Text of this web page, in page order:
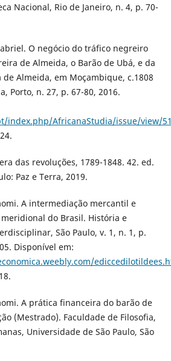
Nacional, Rio de Janeiro, n. 4, p. 70-
O negócio do tráfico negreiro
de Almeida, o Barão de Ubá, e da
Almeida, em Moçambique, c.1808
Porto, n. 27, p. 67-80, 2016.
index.php/AfricanaStudia/issue/view/
das revoluções, 1789-1848. 42. ed.
Paz e Terra, 2019.
A intermediação mercantil e
do Brasil. História e
São Paulo, v. 1, n. 1, p.
Disponível em:
A prática financeira do barão de
(Mestrado). Faculdade de Filosofia,
Universidade de São Paulo, São